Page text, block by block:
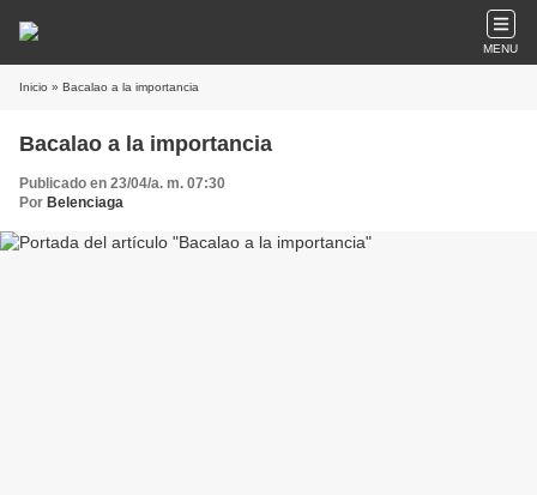
MENU
Inicio » Bacalao a la importancia
Bacalao a la importancia
Publicado en 23/04/a. m. 07:30
Por Belenciaga